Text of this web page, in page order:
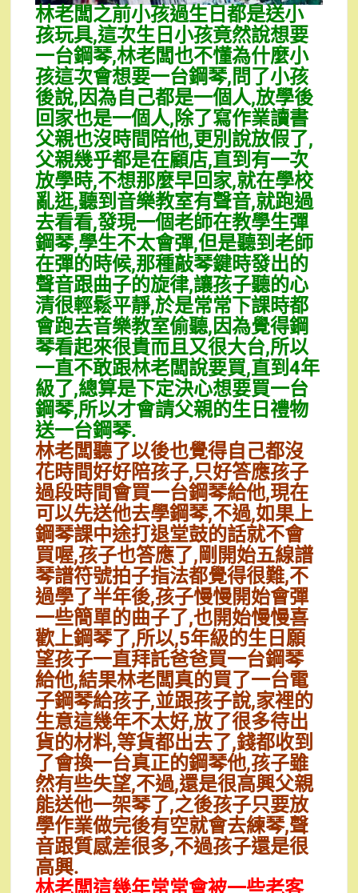
林老闆之前小孩過生日都是送小
孩玩具,這次生日小孩竟然說想要
一台鋼琴,林老闆也不懂為什麼小
孩這次會想要一台鋼琴,問了小孩
後說,因為自己都是一個人,放學後
回家也是一個人,除了寫作業讀書
父親也沒時間陪他,更別說放假了,
父親幾乎都是在顧店,直到有一次
放學時,不想那麼早回家,就在學校
亂逛,聽到音樂教室有聲音,就跑過
去看看,發現一個老師在教學生彈
鋼琴,學生不太會彈,但是聽到老師
在彈的時候,那種敲琴鍵時發出的
聲音跟曲子的旋律,讓孩子聽的心
清很輕鬆平靜,於是常常下課時都
會跑去音樂教室偷聽,因為覺得鋼
琴看起來很貴而且又很大台,所以
一直不敢跟林老闆說要買,直到4年
級了,總算是下定決心想要買一台
鋼琴,所以才會請父親的生日禮物
送一台鋼琴.
林老闆聽了以後也覺得自己都沒
花時間好好陪孩子,只好答應孩子
過段時間會買一台鋼琴給他,現在
可以先送他去學鋼琴,不過,如果上
鋼琴課中途打退堂鼓的話就不會
買喔,孩子也答應了,剛開始五線譜
琴譜符號拍子指法都覺得很難,不
過學了半年後,孩子慢慢開始會彈
一些簡單的曲子了,也開始慢慢喜
歡上鋼琴了,所以,5年級的生日願
望孩子一直拜託爸爸買一台鋼琴
給他,結果林老闆真的買了一台電
子鋼琴給孩子,並跟孩子說,家裡的
生意這幾年不太好,放了很多待出
貨的材料,等貨都出去了,錢都收到
了會換一台真正的鋼琴他,孩子雖
然有些失望,不過,還是很高興父親
能送他一架琴了,之後孩子只要放
學作業做完後有空就會去練琴,聲
音跟質感差很多,不過孩子還是很
高興.